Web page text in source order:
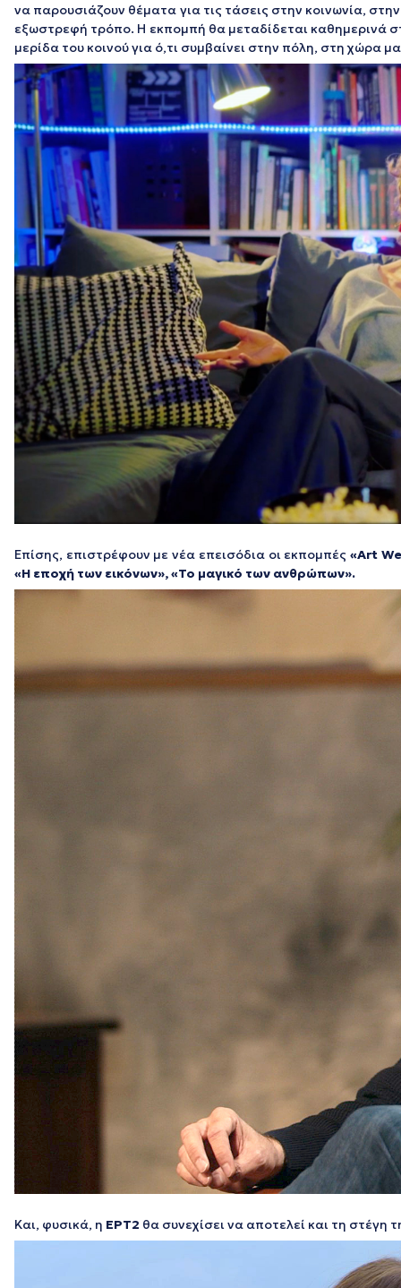
να παρουσιάζουν θέματα για τις τάσεις στην κοινωνία,
εξωστρεφή τρόπο. Η εκπομπή θα μεταδίδεται καθημερινά
μερίδα του κοινού για ό,τι συμβαίνει στην πόλη, στη
Επίσης, επιστρέφουν με νέα επεισόδια οι εκπομπές «Art
«Η εποχή των εικόνων», «Το μαγικό των ανθρώπων».
Και, φυσικά, η ΕΡΤ2 θα συνεχίσει να αποτελεί και τη στέγη